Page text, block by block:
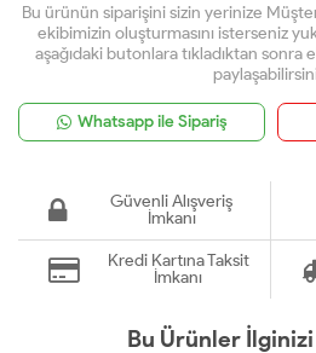
Bu ürünün siparişini sizin yerinize
ekibimizin oluşturmasını isterseniz
aşağıdaki butonlara tıkladıktan
Whatsapp ile Sipariş
Güvenli Alışveriş
İmkanı
Kredi Kartına Taksit
İmkanı
Bu Ürünler